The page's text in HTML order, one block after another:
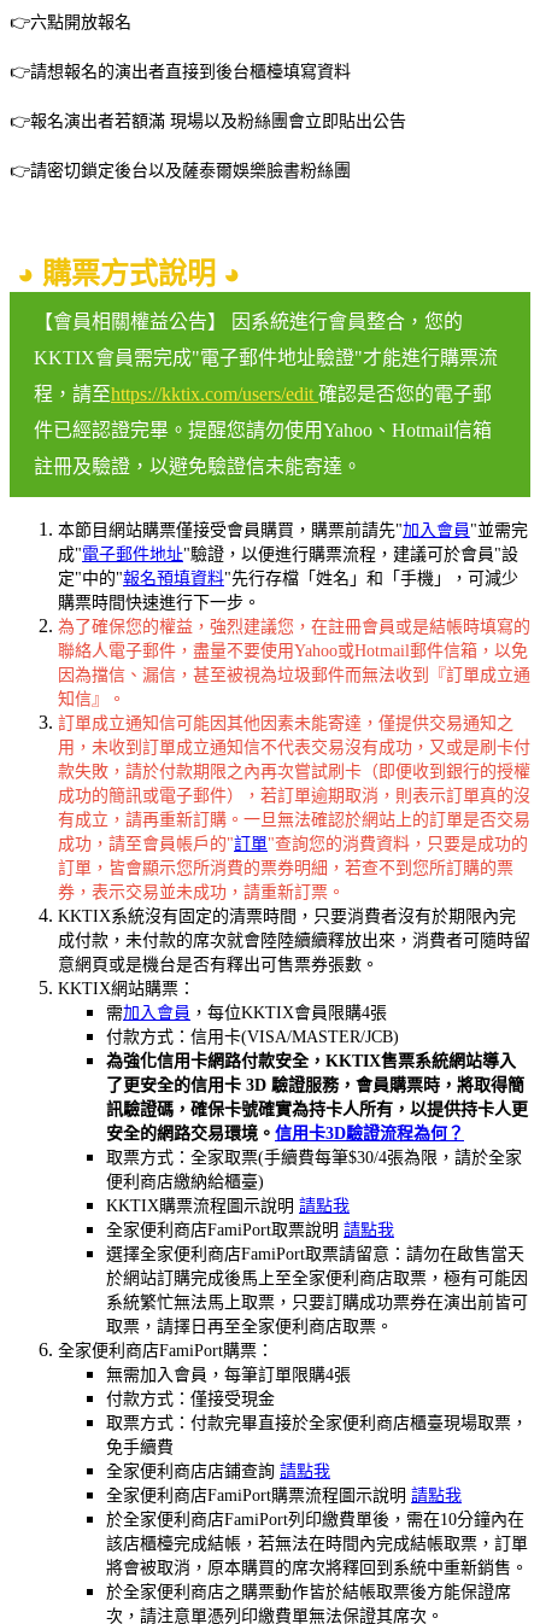
👉六點開放報名
👉請想報名的演出者直接到後台櫃檯填寫資料
👉報名演出者若額滿 現場以及粉絲團會立即貼出公告
👉請密切鎖定後台以及薩泰爾娛樂臉書粉絲團
◕ 購票方式說明 ◕
【會員相關權益公告】 因系統進行會員整合，您的
KKTIX會員需完成"電子郵件地址驗證"才能進行購票流
程，請至https://kktix.com/users/edit 確認是否您的電子郵
件已經認證完畢。提醒您請勿使用Yahoo、Hotmail信箱
註冊及驗證，以避免驗證信未能寄達。
本節目網站購票僅接受會員購買，購票前請先"加入會員 "並需完
成"電子郵件地址"驗證，以便進行購票流程，建議可於會員"設
定"中的"報名預填資料"先行存檔「姓名」和「手機」，可減少
購票時間快速進行下一步。
為了確保您的權益，強烈建議您，在註冊會員或是結帳時填寫的
聯絡人電子郵件，盡量不要使用Yahoo或Hotmail郵件信箱，以免
因為擋信、漏信，甚至被視為垃圾郵件而無法收到『訂單成立通
知信』。
訂單成立通知信可能因其他因素未能寄達，僅提供交易通知之
用，未收到訂單成立通知信不代表交易沒有成功，又或是刷卡付
款失敗，請於付款期限之內再次嘗試刷卡（即便收到銀行的授權
成功的簡訊或電子郵件），若訂單逾期取消，則表示訂單真的沒
有成立，請再重新訂購。一旦無法確認於網站上的訂單是否交易
成功，請至會員帳戶的"訂單"查詢您的消費資料，只要是成功的
訂單，皆會顯示您所消費的票券明細，若查不到您所訂購的票
券，表示交易並未成功，請重新訂票。
KKTIX系統沒有固定的清票時間，只要消費者沒有於期限內完
成付款，未付款的席次就會陸陸續續釋放出來，消費者可隨時留
意網頁或是機台是否有釋出可售票券張數。
KKTIX網站購票：
需加入會員 ，每位KKTIX會員限購4張
付款方式：信用卡(VISA/MASTER/JCB)
為強化信用卡網路付款安全，KKTIX售票系統網站導入
了更安全的信用卡 3D 驗證服務，會員購票時，將取得簡
訊驗證碼，確保卡號確實為持卡人所有，以提供持卡人更
安全的網路交易環境。 信用卡3D驗證流程為何？
取票方式：全家取票(手續費每筆$30/4張為限，請於全家
便利商店繳納給櫃臺)
KKTIX購票流程圖示說明 請點我
全家便利商店FamiPort取票說明 請點我
選擇全家便利商店FamiPort取票請留意：請勿在啟售當天
於網站訂購完成後馬上至全家便利商店取票，極有可能因
系統繁忙無法馬上取票，只要訂購成功票券在演出前皆可
取票，請擇日再至全家便利商店取票。
全家便利商店FamiPort購票：
無需加入會員，每筆訂單限購4張
付款方式：僅接受現金
取票方式：付款完畢直接於全家便利商店櫃臺現場取票，
免手續費
全家便利商店店鋪查詢 請點我
全家便利商店FamiPort購票流程圖示說明 請點我
於全家便利商店FamiPort列印繳費單後，需在10分鐘內在
該店櫃檯完成結帳，若無法在時間內完成結帳取票，訂單
將會被取消，原本購買的席次將釋回到系統中重新銷售。
於全家便利商店之購票動作皆於結帳取票後方能保證席
次，請注意單憑列印繳費單無法保證其席次。